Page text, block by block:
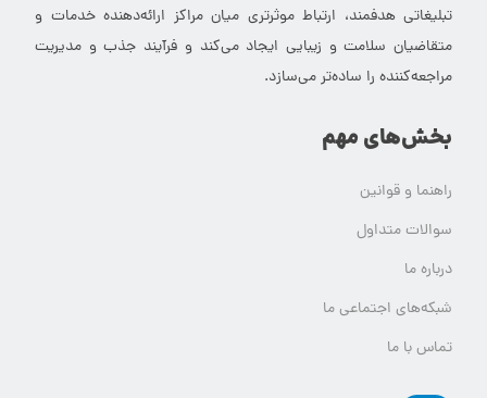
تبلیغاتی هدفمند، ارتباط موثرتری میان مراکز ارائه‌دهنده خدمات و
متقاضیان سلامت و زیبایی ایجاد می‌کند و فرآیند جذب و مدیریت
مراجعه‌کننده را ساده‌تر می‌سازد.
بخش‌های مهم
راهنما و قوانین
سوالات متداول
درباره ما
شبکه‌های اجتماعی ما
تماس با ما